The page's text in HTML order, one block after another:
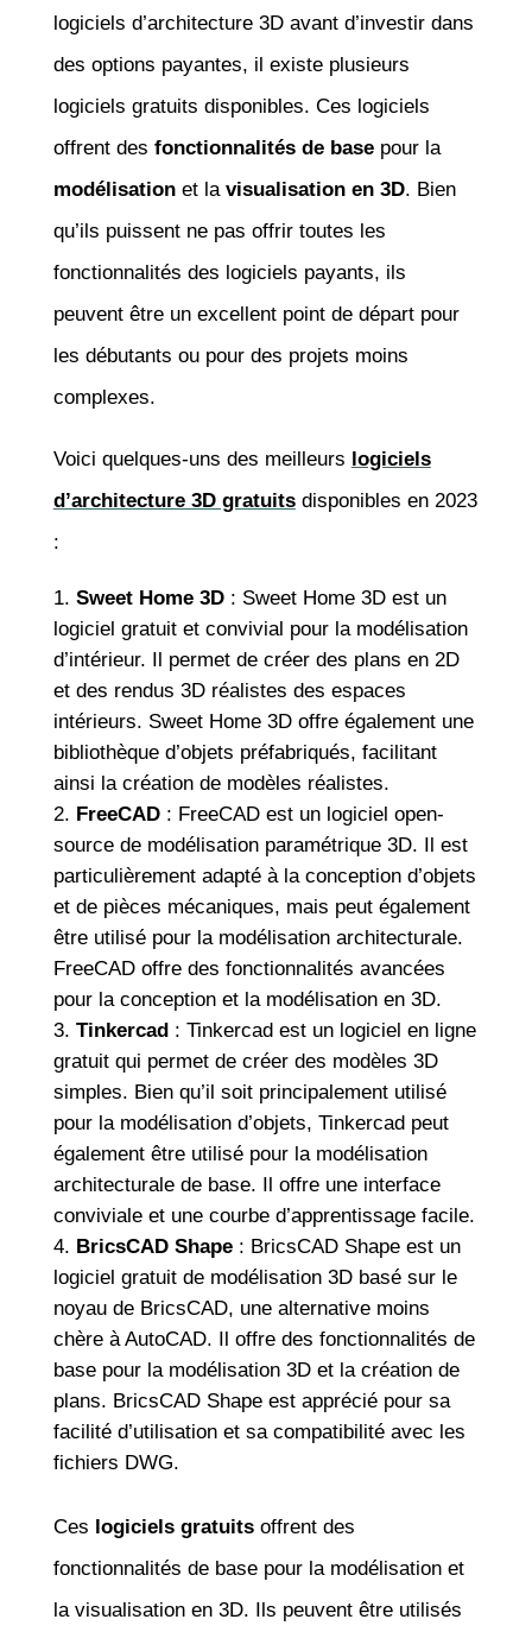
logiciels d’architecture 3D avant d’investir dans
des options payantes, il existe plusieurs
logiciels gratuits disponibles. Ces logiciels
offrent des fonctionnalités de basepour la
modélisationet la visualisation en 3D. Bien
qu’ils puissent ne pas offrir toutes les
fonctionnalités des logiciels payants, ils
peuvent être un excellent point de départ pour
les débutants ou pour des projets moins
complexes.
Voici quelques-uns des meilleurs logiciels
d’architecture 3D gratuitsdisponibles en 2023
:
Sweet Home 3D: Sweet Home 3D est un
logiciel gratuit et convivial pour la modélisation
d’intérieur. Il permet de créer des plans en 2D
et des rendus 3D réalistes des espaces
intérieurs. Sweet Home 3D offre également une
bibliothèque d’objets préfabriqués, facilitant
ainsi la création de modèles réalistes.
FreeCAD: FreeCAD est un logiciel open-
source de modélisation paramétrique 3D. Il est
particulièrement adapté à la conception d’objets
et de pièces mécaniques, mais peut également
être utilisé pour la modélisation architecturale.
FreeCAD offre des fonctionnalités avancées
pour la conception et la modélisation en 3D.
Tinkercad: Tinkercad est un logiciel en ligne
gratuit qui permet de créer des modèles 3D
simples. Bien qu’il soit principalement utilisé
pour la modélisation d’objets, Tinkercad peut
également être utilisé pour la modélisation
architecturale de base. Il offre une interface
conviviale et une courbe d’apprentissage facile.
BricsCAD Shape: BricsCAD Shape est un
logiciel gratuit de modélisation 3D basé sur le
noyau de BricsCAD, une alternative moins
chère à AutoCAD. Il offre des fonctionnalités de
base pour la modélisation 3D et la création de
plans. BricsCAD Shape est apprécié pour sa
facilité d’utilisation et sa compatibilité avec les
fichiers DWG.
Ces logiciels gratuitsoffrent des
fonctionnalités de base pour la modélisation et
la visualisation en 3D. Ils peuvent être utilisés